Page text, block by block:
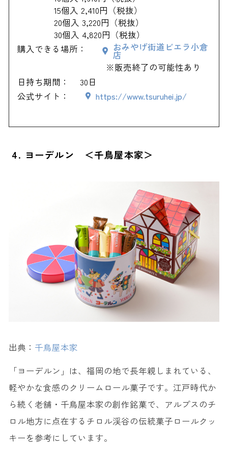
15個入 2,410円（税抜）
20個入 3,220円（税抜）
30個入 4,820円（税抜）
購入できる場所：
おみやげ街道ビエラ小倉
店
※販売終了の可能性あり
日持ち期間：
30日
公式サイト：
https://www.tsuruhei.jp/
4. ヨーデルン ＜千鳥屋本家＞
出典： 千鳥屋本家
「ヨーデルン」は、福岡の地で長年親しまれている、
軽やかな食感のクリームロール菓子です。江戸時代か
ら続く老舗・千鳥屋本家の創作銘菓で、アルプスのチ
ロル地方に点在するチロル渓谷の伝統菓子ロールクッ
キーを参考にしています。